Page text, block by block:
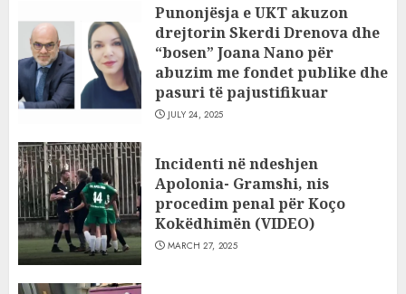
Punonjësja e UKT akuzon
drejtorin Skerdi Drenova dhe
“bosen” Joana Nano për
abuzim me fondet publike dhe
pasuri të pajustifikuar
JULY 24, 2025
Incidenti në ndeshjen
Apolonia- Gramshi, nis
procedim penal për Koço
Kokëdhimën (VIDEO)
MARCH 27, 2025